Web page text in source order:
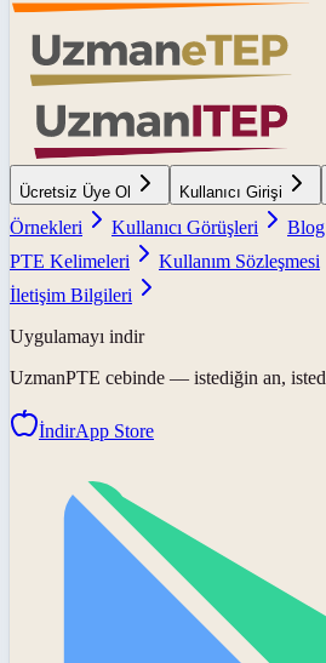
Ücretsiz Üye Ol Kullanıcı Girişi
Örnekleri
Kullanıcı Görüşleri Blog
PTE Kelimeleri
Kullanım Sözleşmesi
İletişim Bilgileri
Uygulamayı indir
UzmanPTE cebinde — istediğin an,
İndirApp Store